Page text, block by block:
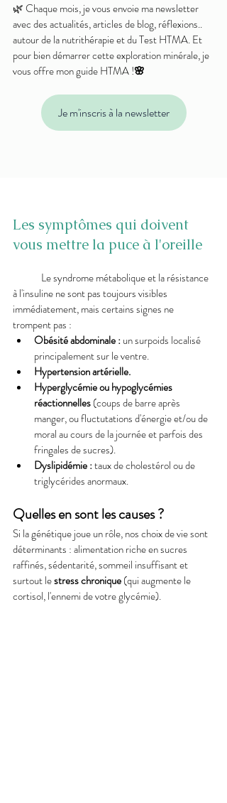
🌿 Chaque mois, je vous envoie ma newsletter
avec des actualités, articles de blog, réflexions..
autour de la nutrithérapie et du Test HTMA. Et
pour bien démarrer cette exploration minérale, je
vous offre mon guide HTMA !🌸
Je m'inscris à la newsletter
Les symptômes qui doivent
vous mettre la puce à l'oreille
à l'insuline ne sont pas toujours visibles
immédiatement, mais certains signes ne
trompent pas :
Obésité abdominale : un surpoids localisé
principalement sur le ventre.
Hypertension artérielle.
Hyperglycémie ou hypoglycémies
réactionnelles (coups de barre après
manger, ou fluctutations d'énergie et/ou de
moral au cours de la journée et parfois des
fringales de sucres).
Dyslipidémie : taux de cholestérol ou de
triglycérides anormaux.
Quelles en sont les causes ?
Si la génétique joue un rôle, nos choix de vie sont
déterminants : alimentation riche en sucres
raffinés, sédentarité, sommeil insuffisant et
surtout le stress chronique (qui augmente le
cortisol, l'ennemi de votre glycémie).